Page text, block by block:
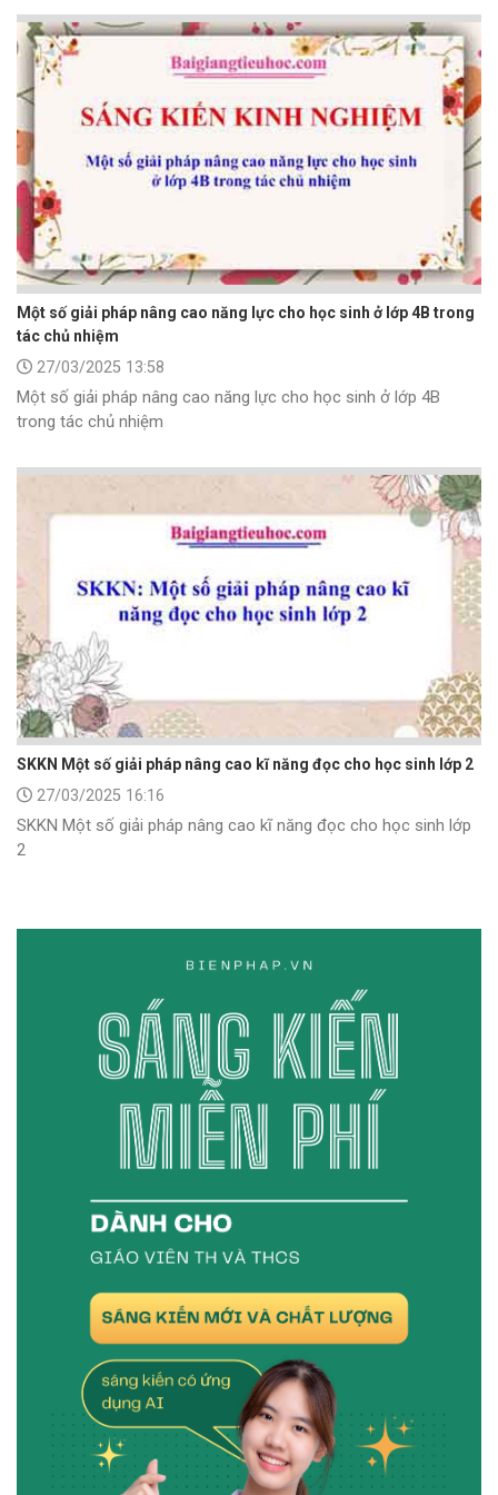
Một số giải pháp nâng cao năng lực cho học sinh ở lớp 4B trong
tác chủ nhiệm
27/03/2025 13:58
Một số giải pháp nâng cao năng lực cho học sinh ở lớp 4B
trong tác chủ nhiệm
SKKN Một số giải pháp nâng cao kĩ năng đọc cho học sinh lớp 2
27/03/2025 16:16
SKKN Một số giải pháp nâng cao kĩ năng đọc cho học sinh lớp
2